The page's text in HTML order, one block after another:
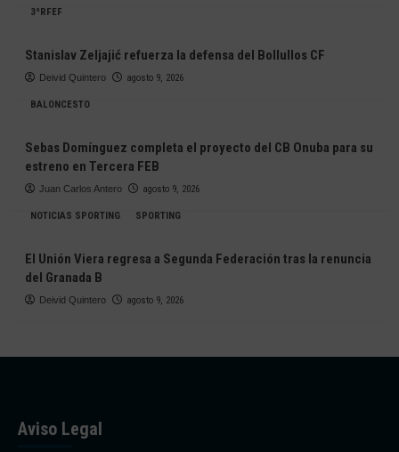
3ªRFEF
Stanislav Zeljajić refuerza la defensa del Bollullos CF
Deivid Quintero agosto 9, 2026
BALONCESTO
Sebas Domínguez completa el proyecto del CB Onuba para su
estreno en Tercera FEB
Juan Carlos Antero agosto 9, 2026
NOTICIAS SPORTING SPORTING
El Unión Viera regresa a Segunda Federación tras la renuncia
del Granada B
Deivid Quintero agosto 9, 2026
Aviso Legal